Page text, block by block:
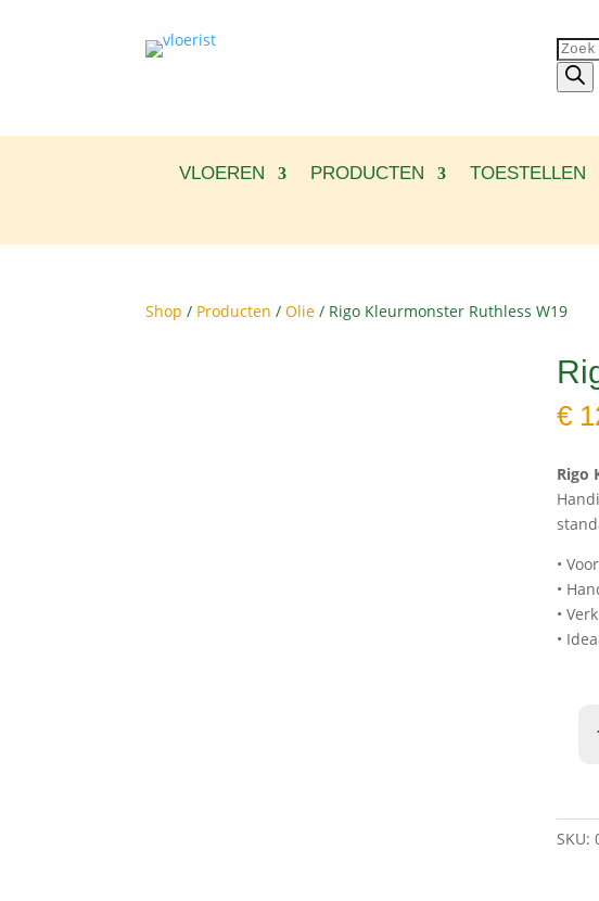
zoeken
VLOEREN PRODUCTEN TOESTELLEN
Shop / Producten /Olie / Rigo Kleurmonster Ruthless W19
€
Rigo
•
•
•
•
SKU: